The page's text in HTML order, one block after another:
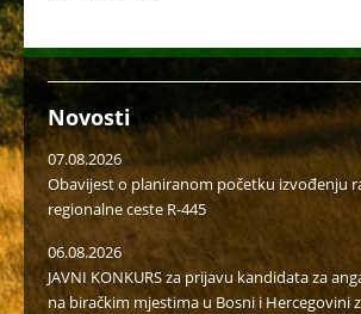
Novosti
07.08.2026
Obavijest o planiranom početku izvođenju
regionalne ceste R-445
06.08.2026
JAVNI KONKURS za prijavu kandidata za
na biračkim mjestima u Bosni i Hercegovini